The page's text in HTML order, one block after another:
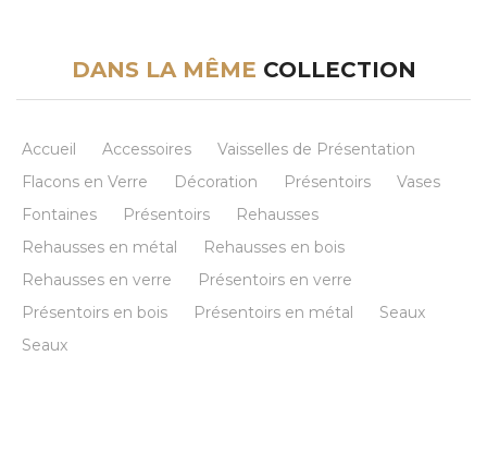
DANS LA MÊME COLLECTION
Accueil Accessoires
Vaisselles de Présentation
Flacons en Verre
Décoration Présentoirs
Vases
Fontaines
Présentoirs
Rehausses
Rehausses en métal
Rehausses en bois
Rehausses en verre
Présentoirs en verre
Présentoirs en bois
Présentoirs en métal
Seaux
Seaux